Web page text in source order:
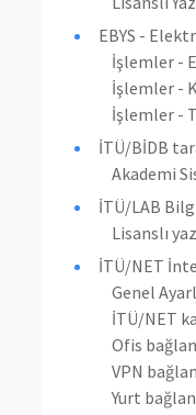
EBYS -
İşlemler -
İşlemler -
İşlemler -
İTÜ/BİDB
Akademi
İTÜ/LAB
Lisanslı
İTÜ/NET
Genel
İTÜ/NET
Ofis
VPN
Yurt